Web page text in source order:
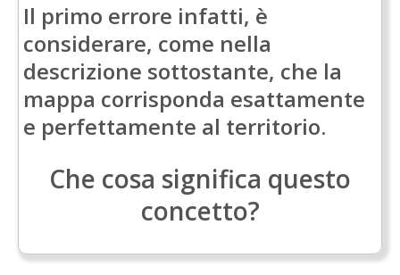
Il primo errore infatti, è
considerare, come nella
descrizione sottostante, che la
mappa corrisponda esattamente
e perfettamente al territorio.
Che cosa significa questo
concetto?